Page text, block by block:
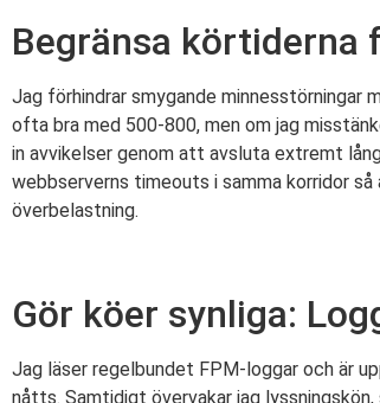
Begränsa körtiderna
Jag förhindrar smygande minnesstörningar
ofta bra med 500-800, men om jag
in avvikelser genom att avsluta extremt
webbserverns timeouts i samma korridor
överbelastning.
Gör köer synliga:
Jag läser regelbundet FPM-loggar och är
nåtts. Samtidigt övervakar jag